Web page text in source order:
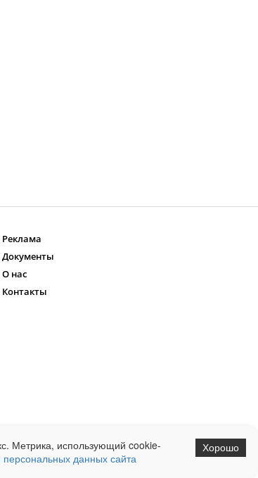
Реклама
Документы
О нас
Контакты
Метрика, использующий cookie-
данных сайта
Хорошо